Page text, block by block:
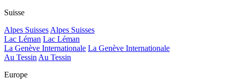
Suisse
Alpes Suisses Alpes Suisses
Lac Léman Lac Léman
La Genève Internationale La Genève Internationale
Au Tessin Au Tessin
Europe